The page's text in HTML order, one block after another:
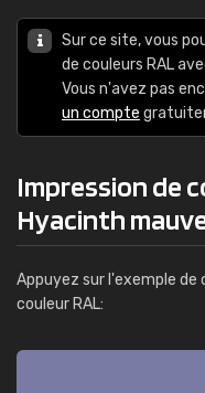
Sur ce site, vous
de couleurs RAL
Vous n'avez pas
un compte
Impression de
Hyacinth
Appuyez sur l'exemple
couleur RAL: